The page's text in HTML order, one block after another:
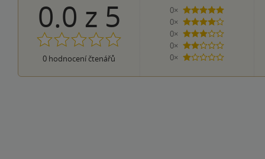
0.0 z 5
0 hodnocení čtenářů
0×
5 hvězdiček
0×
4 hvězdičky
0×
3 hvězdičky
0×
2 hvězdičky
0×
1 hvezdička